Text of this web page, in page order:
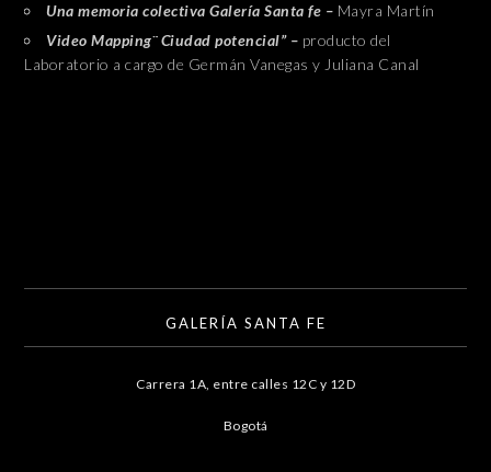
Una memoria colectiva Galería Santa fe – Mayra Martín
Video Mapping¨ Ciudad potencial” – producto del
Laboratorio a cargo de Germán Vanegas y Juliana Canal
GALERÍA SANTA FE
Carrera 1A, entre calles 12C y 12D
Bogotá